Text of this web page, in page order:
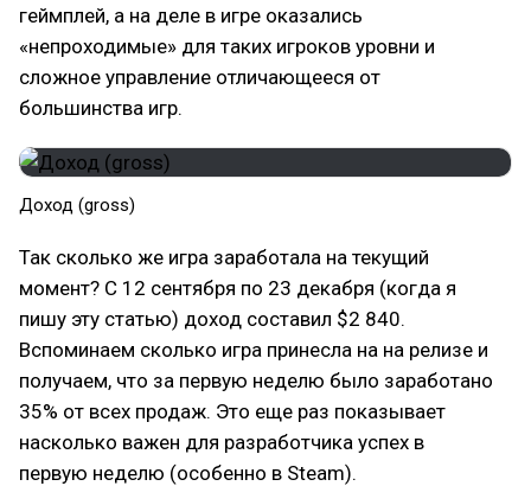
геймплей, а на деле в игре оказались
«непроходимые» для таких игроков уровни и
сложное управление отличающееся от
большинства игр.
Доход (gross)
Так сколько же игра заработала на текущий
момент? С 12 сентября по 23 декабря (когда я
пишу эту статью) доход составил $2 840.
Вспоминаем сколько игра принесла на на релизе и
получаем, что за первую неделю было заработано
35% от всех продаж. Это еще раз показывает
насколько важен для разработчика успех в
первую неделю (особенно в Steam).